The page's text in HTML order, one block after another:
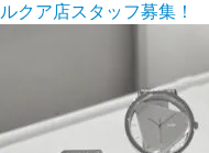
ルクア店スタッフ募集！